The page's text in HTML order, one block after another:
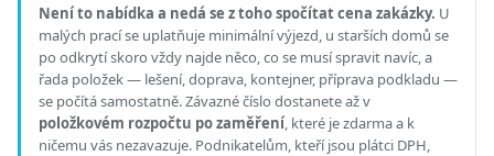
Není to nabídka a nedá se z toho spočítat cena zakázky. U
malých prací se uplatňuje minimální výjezd, u starších domů se
po odkrytí skoro vždy najde něco, co se musí spravit navíc, a
řada položek — lešení, doprava, kontejner, příprava podkladu —
se počítá samostatně. Závazné číslo dostanete až v
položkovém rozpočtu po zaměření, které je zdarma a k
ničemu vás nezavazuje. Podnikatelům, kteří jsou plátci DPH,